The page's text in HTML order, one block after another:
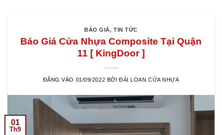
BÁO GIÁ,TIN TỨC
Báo Giá Cửa Nhựa Composite Tại Quận
11 [ KingDoor ]
ĐĂNG VÀO 01/09/2022 BỞI ĐÀI LOAN CỬA NHỰA
01
Th9